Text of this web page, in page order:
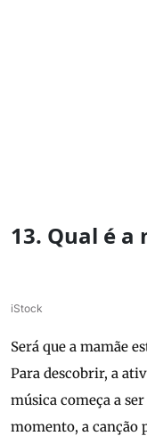
13. Qual é a
iStock
Será que a mamãe
Para descobrir, a
música começa a
momento, a canção